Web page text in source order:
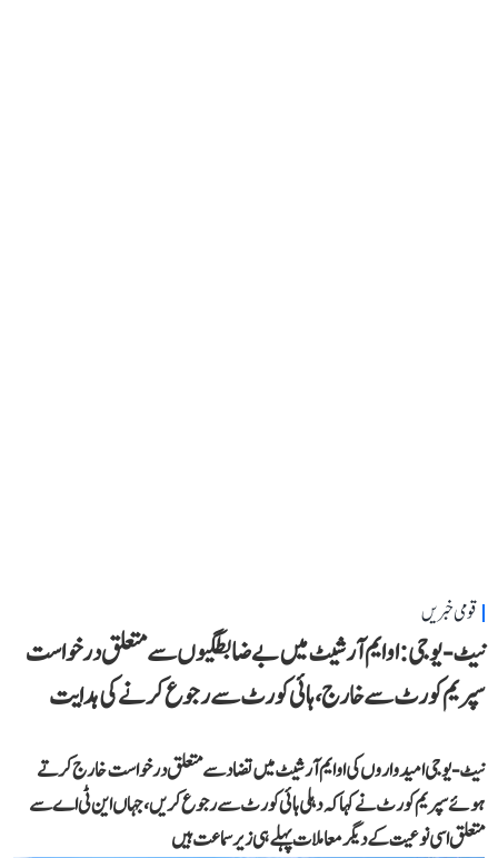
قومی خبریں
نیٹ-یو جی: او ایم آر شیٹ میں بے ضابطگیوں سے متعلق درخواست
سپریم کورٹ سے خارج، ہائی کورٹ سے رجوع کرنے کی ہدایت
نیٹ-یو جی امیدواروں کی او ایم آر شیٹ میں تضاد سے متعلق درخواست خارج کرتے
ہوئے سپریم کورٹ نے کہا کہ دہلی ہائی کورٹ سے رجوع کریں، جہاں این ٹی اے سے
متعلق اسی نوعیت کے دیگر معاملات پہلے ہی زیر سماعت ہیں